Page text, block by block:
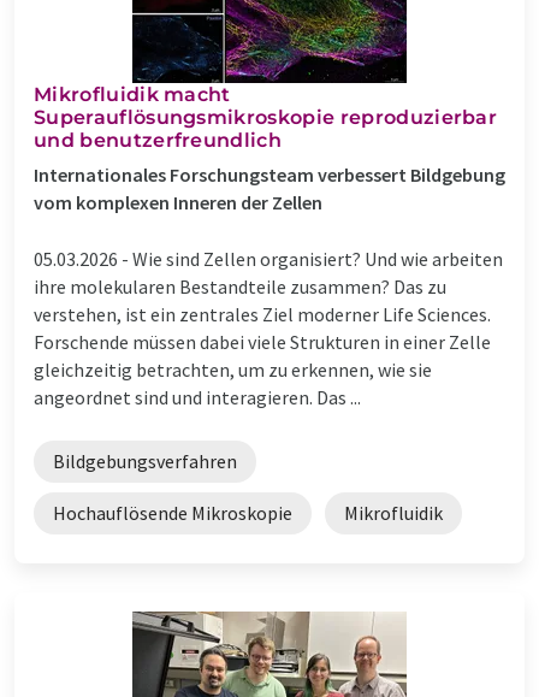
Mikrofluidik macht
Superauflösungsmikroskopie reproduzierbar
und benutzerfreundlich
Internationales Forschungsteam verbessert Bildgebung
vom komplexen Inneren der Zellen
05.03.2026 - Wie sind Zellen organisiert? Und wie arbeiten
ihre molekularen Bestandteile zusammen? Das zu
verstehen, ist ein zentrales Ziel moderner Life Sciences.
Forschende müssen dabei viele Strukturen in einer Zelle
gleichzeitig betrachten, um zu erkennen, wie sie
angeordnet sind und interagieren. Das ...
Bildgebungsverfahren
Hochauflösende Mikroskopie Mikrofluidik